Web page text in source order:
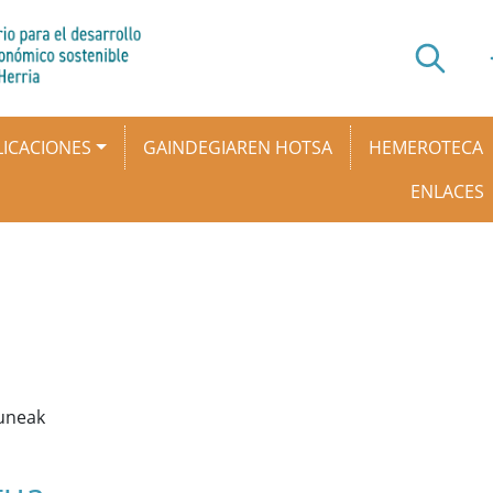
GAINDEGIAREN HOTSA
HEMEROTECA
ENLACES